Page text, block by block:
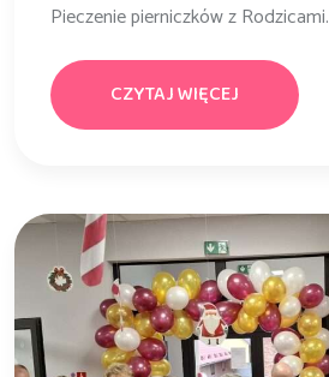
Pieczenie pierniczków z Rodzicami.
CZYTAJ WIĘCEJ